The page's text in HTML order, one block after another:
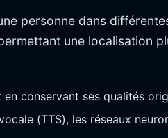
personne dans
une localisation
conservant ses qualités
(TTS), les réseaux